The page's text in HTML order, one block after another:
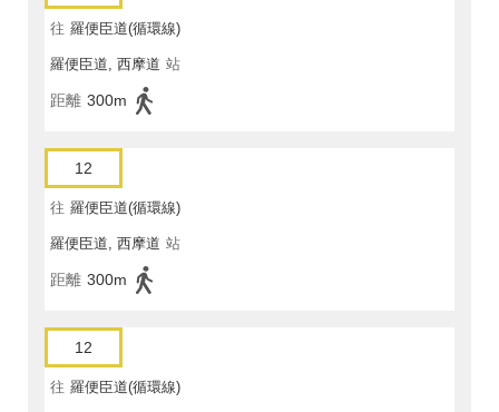
往 羅便臣道(循環線)
羅便臣道, 西摩道 站
距離 300m
12
往 羅便臣道(循環線)
羅便臣道, 西摩道 站
距離 300m
12
往 羅便臣道(循環線)